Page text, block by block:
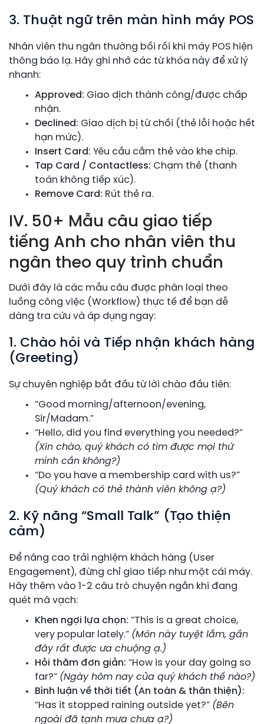
3. Thuật ngữ trên màn hình máy POS
Nhân viên thu ngân thường bối rối khi máy POS hiện
thông báo lạ. Hãy ghi nhớ các từ khóa này để xử lý
nhanh:
Approved: Giao dịch thành công/được chấp
nhận.
Declined: Giao dịch bị từ chối (thẻ lỗi hoặc hết
hạn mức).
Insert Card: Yêu cầu cắm thẻ vào khe chip.
Tap Card / Contactless: Chạm thẻ (thanh
toán không tiếp xúc).
Remove Card: Rút thẻ ra.
IV. 50+ Mẫu câu giao tiếp
tiếng Anh cho nhân viên thu
ngân theo quy trình chuẩn
Dưới đây là các mẫu câu được phân loại theo
luồng công việc (Workflow) thực tế để bạn dễ
dàng tra cứu và áp dụng ngay:
1. Chào hỏi và Tiếp nhận khách hàng
(Greeting)
Sự chuyên nghiệp bắt đầu từ lời chào đầu tiên:
“Good morning/afternoon/evening,
Sir/Madam.”
“Hello, did you find everything you needed?”
(Xin chào, quý khách có tìm được mọi thứ
mình cần không?)
“Do you have a membership card with us?”
(Quý khách có thẻ thành viên không ạ?)
2. Kỹ năng “Small Talk” (Tạo thiện
cảm)
Để nâng cao trải nghiệm khách hàng (User
Engagement), đừng chỉ giao tiếp như một cái máy.
Hãy thêm vào 1-2 câu trò chuyện ngắn khi đang
quét mã vạch:
Khen ngợi lựa chọn: “This is a great choice,
very popular lately.” (Món này tuyệt lắm, gần
đây rất được ưa chuộng ạ.)
Hỏi thăm đơn giản: “How is your day going so
far?” (Ngày hôm nay của quý khách thế nào?)
Bình luận về thời tiết (An toàn & thân thiện):
“Has it stopped raining outside yet?” (Bên
ngoài đã tạnh mưa chưa ạ?)